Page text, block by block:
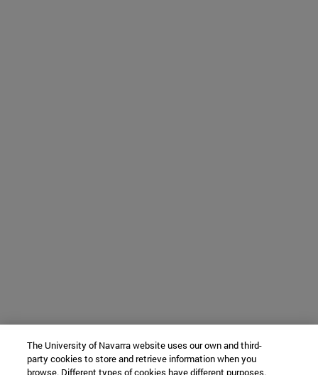
The University of Navarra website uses our own and third-
party cookies to store and retrieve information when you
browse. Different types of cookies have different purposes.